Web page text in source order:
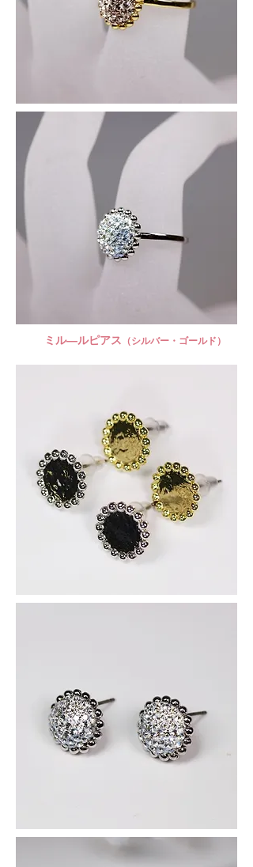
ミル―ルピアス （シルバー・ゴールド）​